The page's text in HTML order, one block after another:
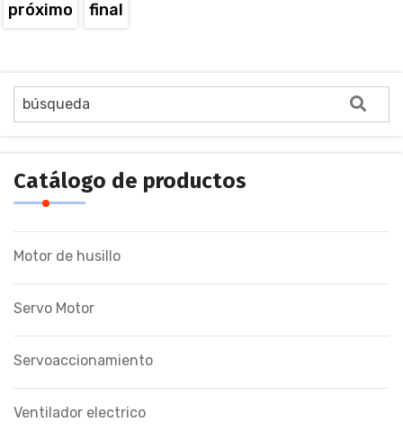
próximo
final
Catálogo de productos
Motor de husillo
Servo Motor
Servoaccionamiento
Ventilador electrico